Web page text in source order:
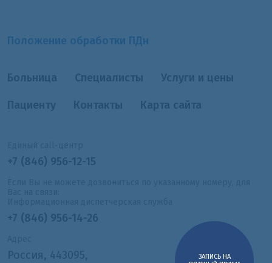
Положение обработки ПДн
Больница Специалисты Услуги и цены
Пациенту Контакты Карта сайта
+7 (846) 956-12-15
+7 (846) 956-14-26
Россия, 443095,
ЗАПИСЬ НА